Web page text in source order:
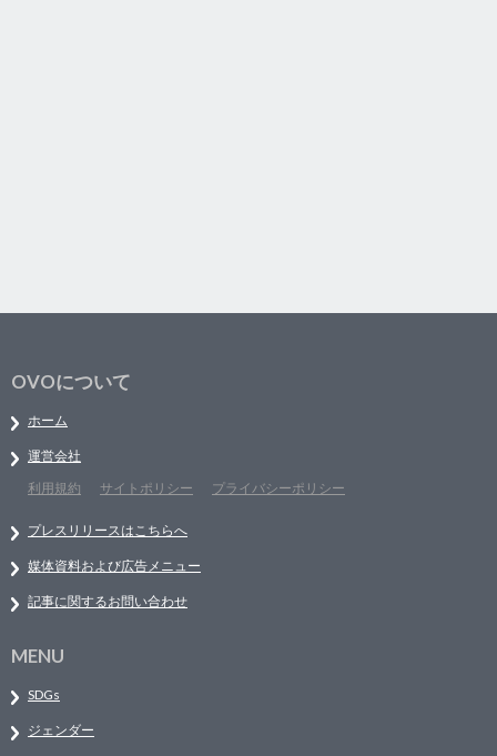
OVOについて
ホーム
運営会社
利用規約
サイトポリシー プライバシーポリシー
プレスリリースはこちらへ
媒体資料および広告メニュー
記事に関するお問い合わせ
MENU
SDGs
ジェンダー